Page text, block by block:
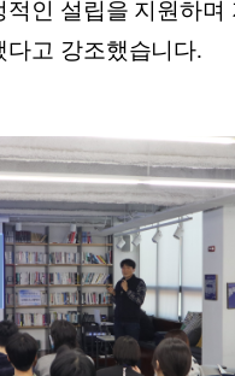
적인 설립을 지원하며
다고 강조했습니다.